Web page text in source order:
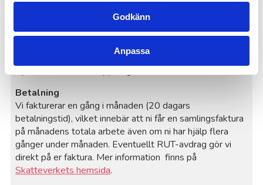
Godkänn
Anpassa
Avbokning av inplanerade/bokade uppdrag meddelas
senast 48 timmar innan uppdragets utförande. Vid
utebliven/senare avbokning faktureras
inplanerade/bokade uppdrag.
Betalning
Vi fakturerar en gång i månaden (20 dagars
betalningstid), vilket innebär att ni får en samlingsfaktura
på månadens totala arbete även om ni har hjälp flera
gånger under månaden. Eventuellt RUT-avdrag gör vi
direkt på er faktura. Mer information finns på
Skatteverkets hemsida.